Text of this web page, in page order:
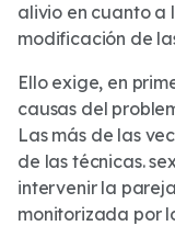
alivio en cuanto a
modificación de
Ello exige, en
causas del
Las más de las
de las técnicas.
intervenir la
monitorizada por